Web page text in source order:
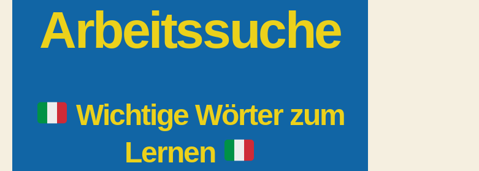
Arbeitssuche
Wichtige Wörter zum
Lernen